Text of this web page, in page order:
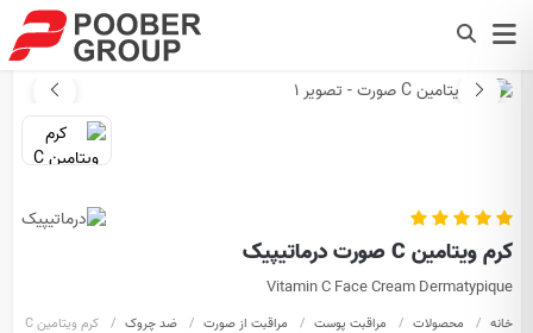
کرم ویتامین C صورت درماتیپیک
Vitamin C Face Cream Dermatypique
خانه محصولات مراقبت پوست مراقبت از صورت ضد چروک کرم ویتامین C صورت